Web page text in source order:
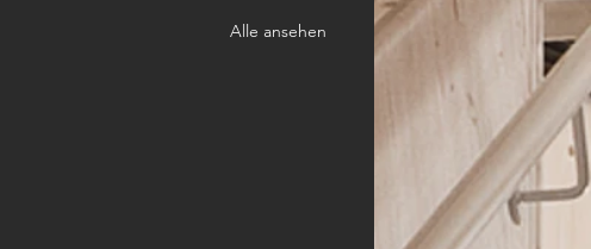
Alle ansehen